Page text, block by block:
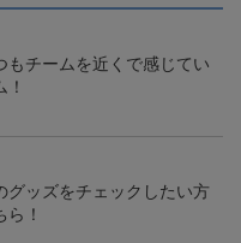
もチームを近くで感じてい
グッズをチェックしたい方
！